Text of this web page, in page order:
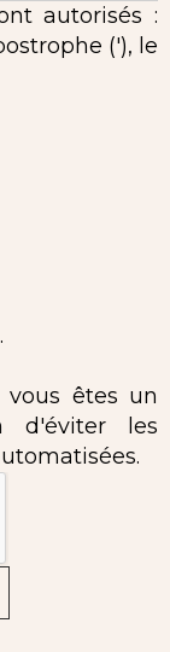
autorisés :
('), le
êtes un
d'éviter les